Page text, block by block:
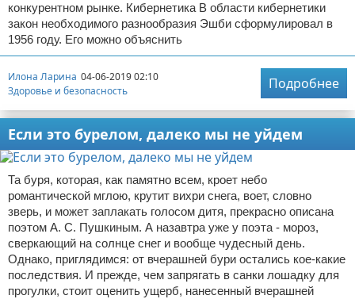
конкурентном рынке. Кибернетика В области кибернетики
закон необходимого разнообразия Эшби сформулировал в
1956 году. Его можно объяснить
Илона Ларина 04-06-2019 02:10
Здоровье и безопасность
Подробнее
Если это бурелом, далеко мы не уйдем
Та буря, которая, как памятно всем, кроет небо
романтической мглою, крутит вихри снега, воет, словно
зверь, и может заплакать голосом дитя, прекрасно описана
поэтом А. С. Пушкиным. А назавтра уже у поэта - мороз,
сверкающий на солнце снег и вообще чудесный день.
Однако, приглядимся: от вчерашней бури остались кое-какие
последствия. И прежде, чем запрягать в санки лошадку для
прогулки, стоит оценить ущерб, нанесенный вчерашней